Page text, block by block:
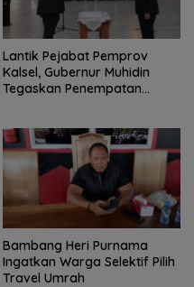
Lantik Pejabat Pemprov
Kalsel, Gubernur Muhidin
Tegaskan Penempatan
Bambang Heri Purnama
Ingatkan Warga Selektif Pilih
Travel Umrah